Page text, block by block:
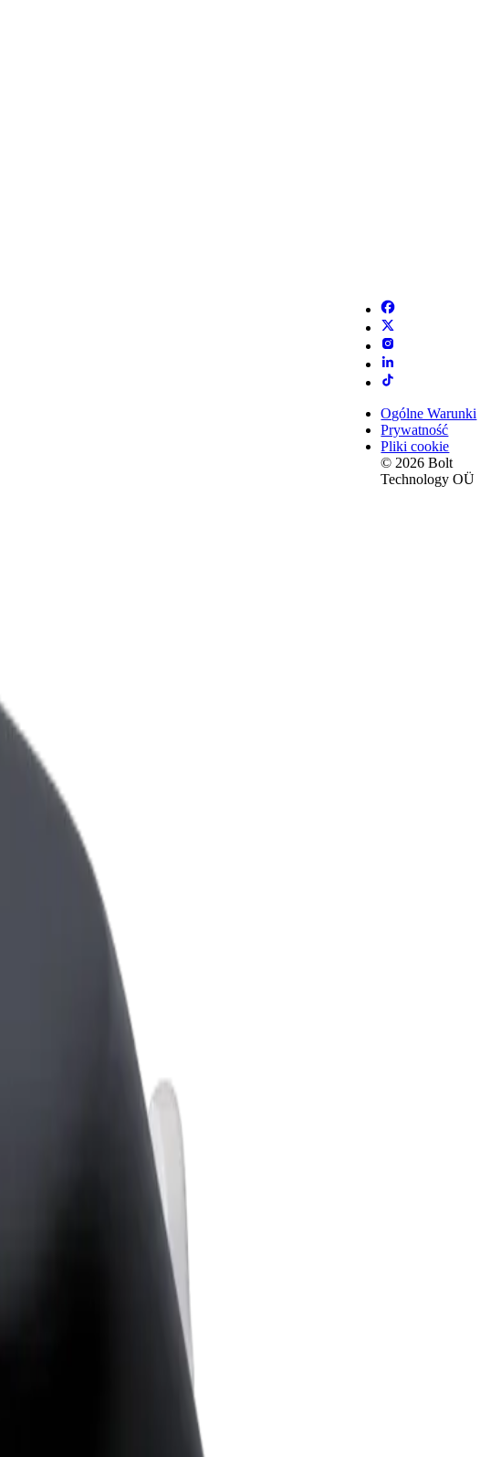
Ogólne Warunki
Prywatność
Pliki cookie
© 2026 Bolt
Technology OÜ